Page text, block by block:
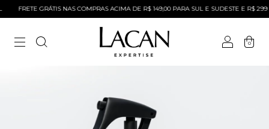
FRETE GRÁTIS NAS COMPRAS ACIMA DE R$ 149,00 PARA SUL E SUDESTE E R$ 299
0